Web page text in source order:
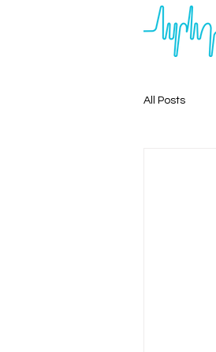
All Posts